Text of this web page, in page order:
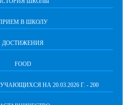
В ШКОЛУ
ДОСТИЖЕНИЯ
FOOD
НА 20.03.2026 Г. - 200